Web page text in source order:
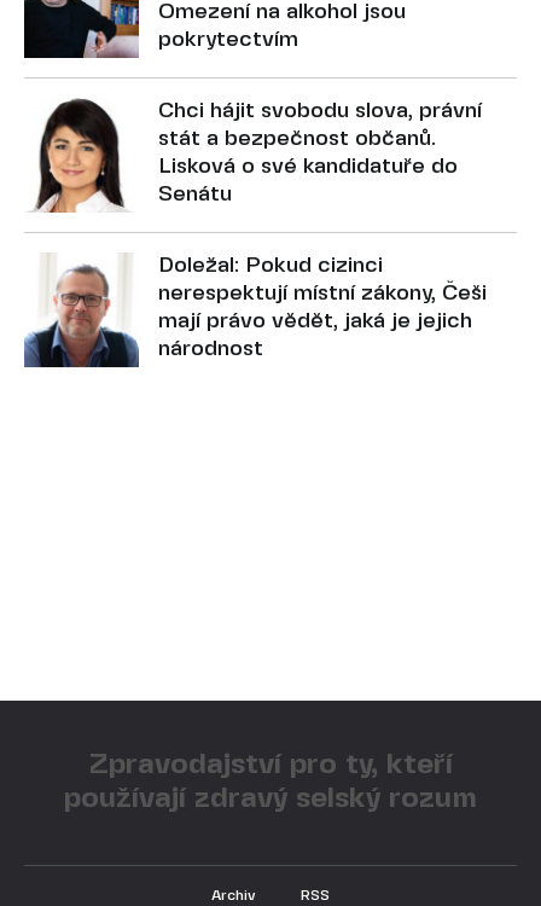
Omezení na alkohol jsou
pokrytectvím
Chci hájit svobodu slova, právní
stát a bezpečnost občanů.
Lisková o své kandidatuře do
Senátu
Doležal: Pokud cizinci
nerespektují místní zákony, Češi
mají právo vědět, jaká je jejich
národnost
Zpravodajství pro ty, kteří
používají zdravý selský rozum
Archiv RSS